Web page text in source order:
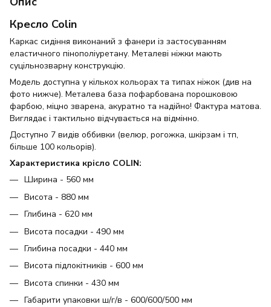
Кресло Colin
Каркас сидіння виконаний з фанери із застосуванням
еластичного пінополіуретану. Металеві ніжки мають
суцільнозварну конструкцію.
Модель доступна у кількох кольорах та типах ніжок (див на
фото нижче). Металева база пофарбована порошковою
фарбою, міцно зварена, акуратно та надійно! Фактура матова.
Виглядає і тактильно відчувається на відмінно.
Доступно 7 видів оббивки (велюр, рогожка, шкірзам і тп,
більше 100 кольорів).
Характеристика крісло COLIN:
Ширина - 560 мм
Висота - 880 мм
Глибина - 620 мм
Висота посадки - 490 мм
Глибина посадки - 440 мм
Висота підлокітників - 600 мм
Висота спинки - 430 мм
Габарити упаковки ш/г/в - 600/600/500 мм